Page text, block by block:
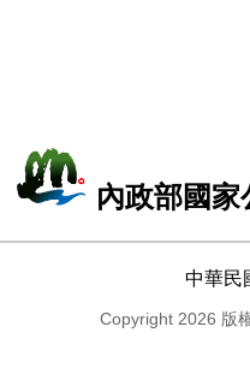
內政部國
中華民
Copyright 2026 版